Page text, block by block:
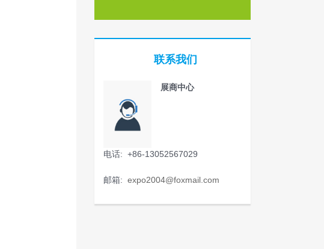
联系我们
展商中心
电话: +86-13052567029
邮箱: expo2004@foxmail.com